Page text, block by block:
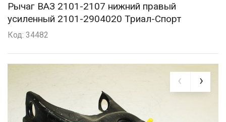
Рычаг ВАЗ 2101-2107 нижний правый
усиленный 2101-2904020 Триал-Спорт
Код: 34482